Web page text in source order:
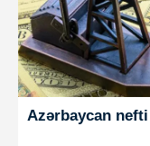
Azərbaycan